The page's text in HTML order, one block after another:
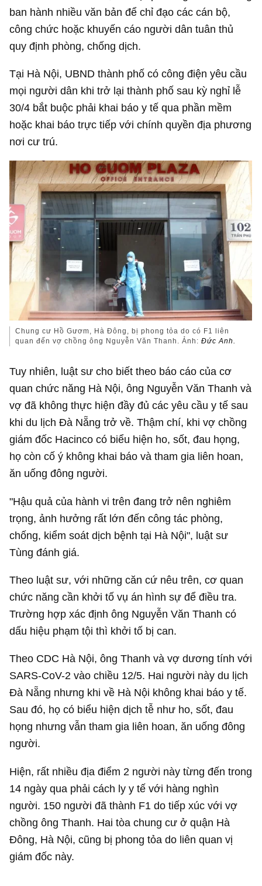
ban hành nhiều văn bản để chỉ đạo các cán bộ,
công chức hoặc khuyến cáo người dân tuân thủ
quy định phòng, chống dịch.
Tại Hà Nội, UBND thành phố có công điện yêu cầu
mọi người dân khi trở lại thành phố sau kỳ nghỉ lễ
30/4 bắt buộc phải khai báo y tế qua phần mềm
hoặc khai báo trực tiếp với chính quyền địa phương
nơi cư trú.
Chung cư Hồ Gươm, Hà Đông, bị phong tỏa do có F1 liên
quan đến vợ chồng ông Nguyễn Văn Thanh. Ảnh:Đức Anh.
Tuy nhiên, luật sư cho biết theo báo cáo của cơ
quan chức năng Hà Nội, ông Nguyễn Văn Thanh và
vợ đã không thực hiện đầy đủ các yêu cầu y tế sau
khi du lịch Đà Nẵng trở về. Thậm chí, khi vợ chồng
giám đốc Hacinco có biểu hiện ho, sốt, đau họng,
họ còn cố ý không khai báo và tham gia liên hoan,
ăn uống đông người.
"Hậu quả của hành vi trên đang trở nên nghiêm
trọng, ảnh hưởng rất lớn đến công tác phòng,
chống, kiểm soát dịch bệnh tại Hà Nội", luật sư
Tùng đánh giá.
Theo luật sư, với những căn cứ nêu trên, cơ quan
chức năng cần khởi tố vụ án hình sự để điều tra.
Trường hợp xác định ông Nguyễn Văn Thanh có
dấu hiệu phạm tội thì khởi tố bị can.
Theo CDC Hà Nội, ông Thanh và vợ dương tính với
SARS-CoV-2 vào chiều 12/5. Hai người này du lịch
Đà Nẵng nhưng khi về Hà Nội không khai báo y tế.
Sau đó, họ có biểu hiện dịch tễ như ho, sốt, đau
họng nhưng vẫn tham gia liên hoan, ăn uống đông
người.
Hiện, rất nhiều địa điểm 2 người này từng đến trong
14 ngày qua phải cách ly y tế với hàng nghìn
người. 150 người đã thành F1 do tiếp xúc với vợ
chồng ông Thanh. Hai tòa chung cư ở quận Hà
Đông, Hà Nội, cũng bị phong tỏa do liên quan vị
giám đốc này.